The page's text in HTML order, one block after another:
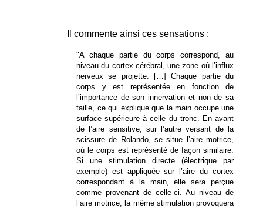
Il commente ainsi ces sensations :
"A chaque partie du corps correspond, au
niveau du cortex cérébral, une zone où l’influx
nerveux se projette. […] Chaque partie du
corps y est représentée en fonction de
l’importance de son innervation et non de sa
taille, ce qui explique que la main occupe une
surface supérieure à celle du tronc. En avant
de l’aire sensitive, sur l’autre versant de la
scissure de Rolando, se situe l’aire motrice,
où le corps est représenté de façon similaire.
Si une stimulation directe (électrique par
exemple) est appliquée sur l’aire du cortex
correspondant à la main, elle sera perçue
comme provenant de celle-ci. Au niveau de
l’aire motrice, la même stimulation provoquera